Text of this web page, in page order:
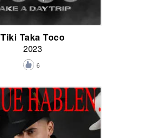
Tiki Taka Toco
2023
6